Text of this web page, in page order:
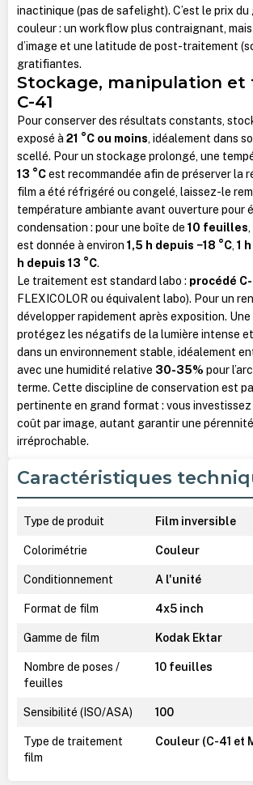
inactinique (pas de safelight). C’est le prix
couleur : un workflow plus contraignant,
d’image et une latitude de post-traitement
gratifiantes.
Stockage, manipulation
C-41
Pour conserver des résultats constants,
exposé à 21 °C ou moins, idéalement dans
scellé. Pour un stockage prolongé, une
13 °Cest recommandée afin de préserver la
film a été réfrigéré ou congelé, laissez-le
température ambiante avant ouverture pour
condensation : pour une boîte de 10 feuilles
est donnée à environ 1,5 h depuis −18 °C, 1
h depuis 13 °C.
Le traitement est standard labo : procédé C-
FLEXICOLOR ou équivalent labo). Pour un
développer rapidement après exposition.
protégez les négatifs de la lumière intense
dans un environnement stable, idéalement
avec une humidité relative 30-35% pour
terme. Cette discipline de conservation est
pertinente en grand format : vous
coût par image, autant garantir une pérennité
irréprochable.
Caractéristiques
Type de produit Film inversible
Colorimétrie Couleur
Conditionnement A l'unité
Format de film 4x5 inch
Gamme de film Kodak Ektar
Nombre de poses /
feuilles
10 feuilles
Sensibilité (ISO/ASA) 100
Type de traitement
film
Couleur (C-41 et